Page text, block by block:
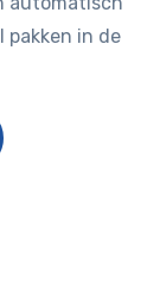
pakken in de